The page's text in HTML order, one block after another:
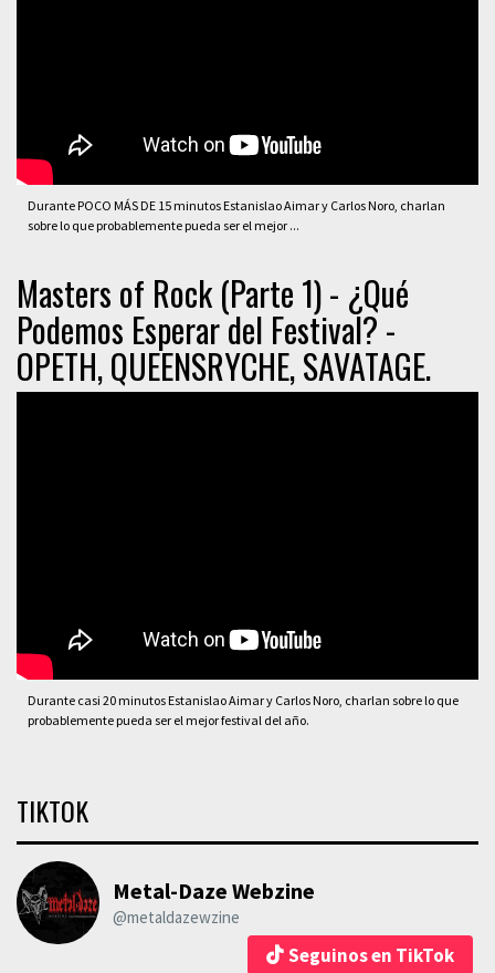
Durante POCO MÁS DE 15 minutos Estanislao Aimar y Carlos Noro, charlan
sobre lo que probablemente pueda ser el mejor ...
Masters of Rock (Parte 1) - ¿Qué
Podemos Esperar del Festival? -
OPETH, QUEENSRYCHE, SAVATAGE.
Durante casi 20 minutos Estanislao Aimar y Carlos Noro, charlan sobre lo que
probablemente pueda ser el mejor festival del año.
TIKTOK
Metal-Daze Webzine
@metaldazewzine
Seguinos en TikTok